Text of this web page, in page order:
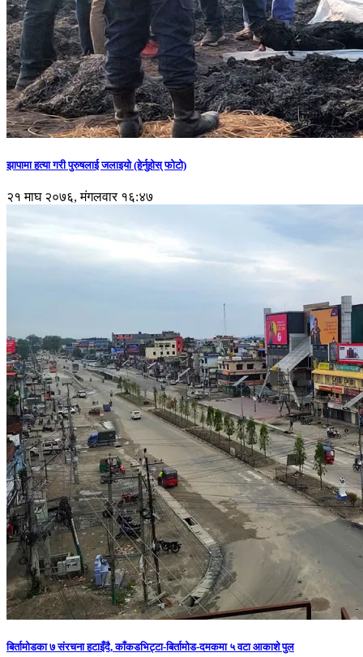
झापामा हत्या गरी पुरुषलाई जलाइयो (हेर्नुहाेस् फाेटाे)
२१ माघ २०७६, मंगलवार १६:४७
बिर्तामोडका ७ संरचना हटाइँदै, काँकडभिट्टा-बिर्तामोड-दमकमा ५ वटा आकाशे पुल